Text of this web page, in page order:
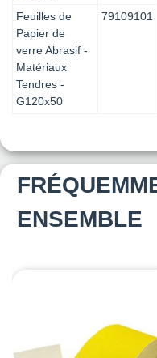
Feuilles de
Papier de
verre Abrasif -
Matériaux
Tendres -
G120x50
79109101
ENSEMBLE